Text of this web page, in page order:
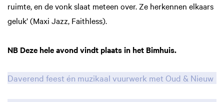
ruimte, en de vonk slaat meteen over. Ze herkennen elkaars
geluk’ (Maxi Jazz, Faithless).
NB Deze hele avondvindt plaats in het Bimhuis.
Daverend feest én muzikaal vuurwerk met Oud & Nieuw